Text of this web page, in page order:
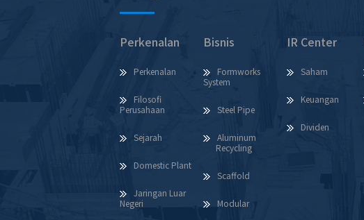
Perkenalan
Perkenalan
Filosofi
Perusahaan
Sejarah
Domestic Plant
Jaringan Luar
Negeri
Bisnis
Formworks
System
Steel Pipe
Aluminum
Recycling
Scaffold
Modular
IR Center
Saham
Keuangan
Dividen